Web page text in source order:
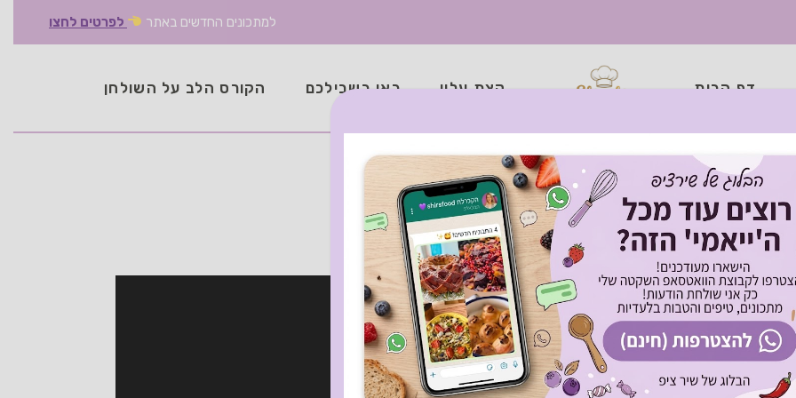
למתכונים החדשים באתר לפרטים לחצו
דף הבית קצת עליי כאן בשבילכם הקורס הלב על השולחן
טופו בול